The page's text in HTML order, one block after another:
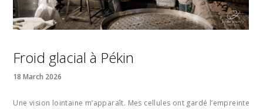
Froid glacial à Pékin
18 March 2026
Une vision lointaine m’apparaît. Mes cellules ont gardé l’empreinte